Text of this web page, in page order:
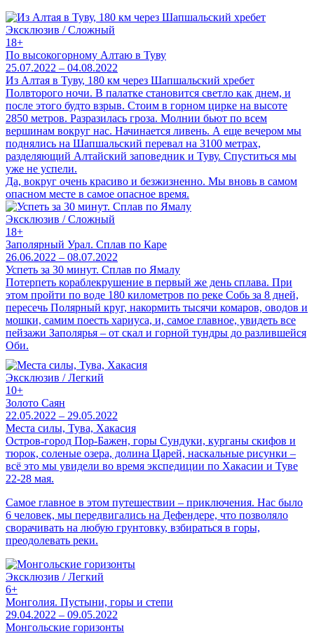
Эксклюзив / Сложный
18+
По высокогорному Алтаю в Туву
25.07.2022 – 04.08.2022
Из Алтая в Туву, 180 км через Шапшальский хребет
Полвторого ночи. В палатке становится светло как днем, и
после этого будто взрыв. Стоим в горном цирке на высоте
2850 метров. Разразилась гроза. Молнии бьют по всем
вершинам вокруг нас. Начинается ливень. А еще вечером мы
поднялись на Шапшальский перевал на 3100 метрах,
разделяющий Алтайский заповедник и Туву. Спуститься мы
уже не успели.
Да, вокруг очень красиво и безжизненно. Мы вновь в самом
опасном месте в самое опасное время.
Эксклюзив / Сложный
18+
Заполярный Урал. Сплав по Каре
26.06.2022 – 08.07.2022
Успеть за 30 минут. Сплав по Ямалу
Потерпеть кораблекрушение в первый же день сплава. При
этом пройти по воде 180 километров по реке Собь за 8 дней,
пересечь Полярный круг, накормить тысячи комаров, оводов и
мошки, самим поесть хариуса, и, самое главное, увидеть все
пейзажи Заполярья – от скал и горной тундры до разлившейся
Оби.
Эксклюзив / Легкий
10+
Золото Саян
22.05.2022 – 29.05.2022
Места силы, Тува, Хакасия
Остров-город Пор-Бажен, горы Сундуки, курганы скифов и
тюрок, соленые озера, долина Царей, наскальные рисунки –
всё это мы увидели во время экспедиции по Хакасии и Туве
22-28 мая.
Самое главное в этом путешествии – приключения. Нас было
6 человек, мы передвигались на Дефендере, что позволяло
сворачивать на любую грунтовку, взбираться в горы,
преодолевать реки.
Эксклюзив / Легкий
6+
Монголия. Пустыни, горы и степи
29.04.2022 – 09.05.2022
Монгольские горизонты